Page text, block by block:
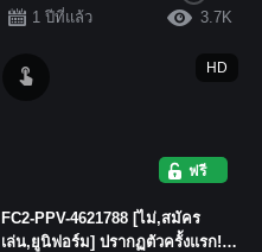
1 ปีที่แล้ว
3.7K
ฟรี
HD
FC2-PPV-4621788 [ไม่,สมัคร
เล่น,ยูนิฟอร์ม] ปรากฏตัวครั้งแรก!!